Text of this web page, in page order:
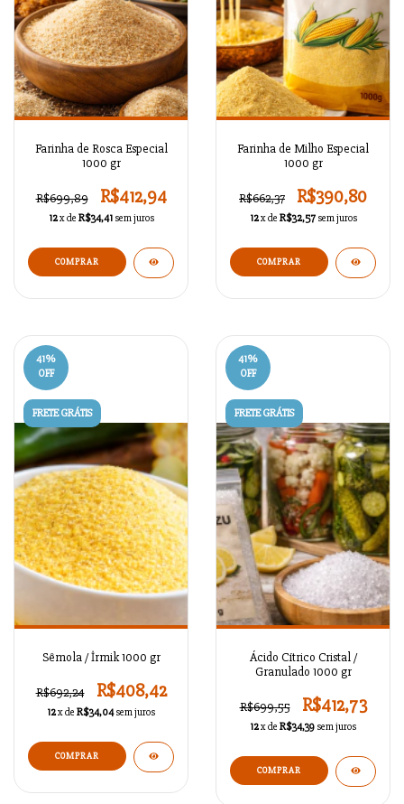
Farinha de Rosca Especial
1000 gr
R$699,89 R$412,94
12x de R$34,41 sem juros
Farinha de Milho Especial
1000 gr
R$662,37 R$390,80
12x de R$32,57 sem juros
41%
OFF
FRETE GRÁTIS
Sêmola / İrmik 1000 gr
R$692,24 R$408,42
12x de R$34,04 sem juros
41%
OFF
FRETE GRÁTIS
Ácido Cítrico Cristal /
Granulado 1000 gr
R$699,55 R$412,73
12x de R$34,39 sem juros